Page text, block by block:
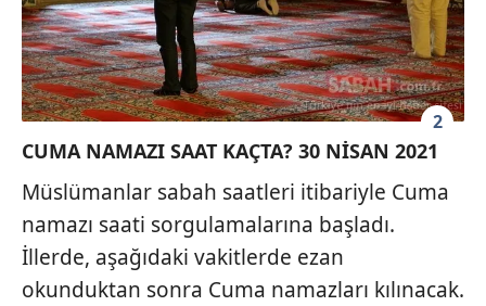
2
CUMA NAMAZI SAAT KAÇTA? 30 NİSAN 2021
Müslümanlar sabah saatleri itibariyle Cuma
namazı saati sorgulamalarına başladı.
İllerde, aşağıdaki vakitlerde ezan
okunduktan sonra Cuma namazları kılınacak.